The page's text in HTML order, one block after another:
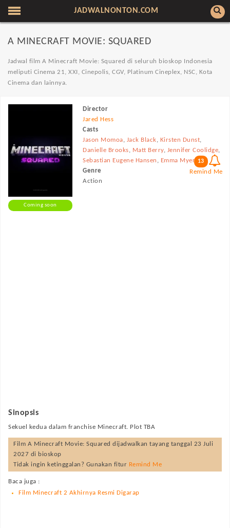
JADWALNONTON.COM
A MINECRAFT MOVIE: SQUARED
Jadwal film A Minecraft Movie: Squared di seluruh bioskop Indonesia
meliputi Cinema 21, XXI, Cinepolis, CGV, Platinum Cineplex, NSC, Kota
Cinema dan lainnya.
Coming soon
Director
Jared Hess
Casts
Jason Momoa, Jack Black, Kirsten Dunst,
Danielle Brooks, Matt Berry, Jennifer Coolidge,
Sebastian Eugene Hansen , Emma Myers
Genre
Action
13
Remind Me
Sinopsis
Sekuel kedua dalam franchise Minecraft. Plot TBA
Film A Minecraft Movie: Squared dijadwalkan tayang tanggal 23 Juli
2027 di bioskop
Tidak ingin ketinggalan? Gunakan fitur Remind Me
Baca juga :
Film Minecraft 2 Akhirnya Resmi Digarap